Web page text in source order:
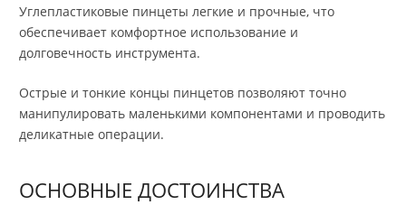
Углепластиковые пинцеты легкие и прочные, что
обеспечивает комфортное использование и
долговечность инструмента.
Острые и тонкие концы пинцетов позволяют точно
манипулировать маленькими компонентами и проводить
деликатные операции.
ОСНОВНЫЕ ДОСТОИНСТВА